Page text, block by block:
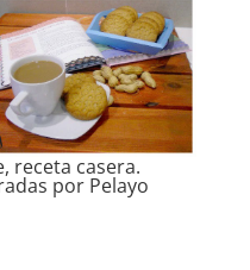
receta casera.
por Pelayo